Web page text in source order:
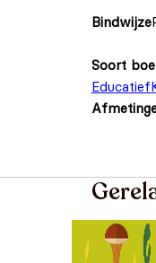
Bindwijze
Soort
Educatief